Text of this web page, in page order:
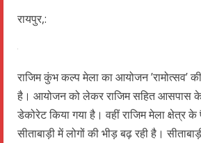
रायपुर,:
राजिम कुंभ कल्प मेला का आयोजन ’रामोत्सव’
है। आयोजन को लेकर राजिम सहित आसपास के
डेकोरेट किया गया है। वहीं राजिम मेला क्षेत्र के
सीताबाड़ी में लोगों की भीड़ बढ़ रही है।